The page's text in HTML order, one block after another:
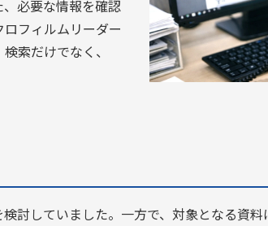
必要な情報を確認
フィルムリーダー
索だけでなく、
討していました。一方で、対象となる資